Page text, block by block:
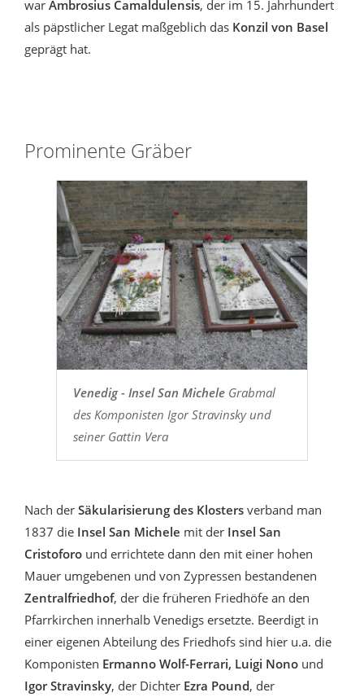
war Ambrosius Camaldulensis, der im 15. Jahrhundert
als päpstlicher Legat maßgeblich das Konzil von Basel
geprägt hat.
Prominente Gräber
Venedig - Insel San MicheleGrabmal
des Komponisten Igor Stravinsky und
seiner Gattin Vera
Nach der Säkularisierung des Klosters verband man
1837 die Insel San Michele mit der Insel San
Cristoforo und errichtete dann den mit einer hohen
Mauer umgebenen und von Zypressen bestandenen
Zentralfriedhof, der die früheren Friedhöfe an den
Pfarrkirchen innerhalb Venedigs ersetzte. Beerdigt in
einer eigenen Abteilung des Friedhofs sind hier u.a. die
Komponisten Ermanno Wolf-Ferrari, Luigi Nono und
Igor Stravinsky, der Dichter Ezra Pound, der